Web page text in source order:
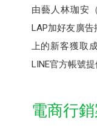
由藝人林珈安
LAP加好友廣告
上的新客獲取
LINE官方帳號
電商行